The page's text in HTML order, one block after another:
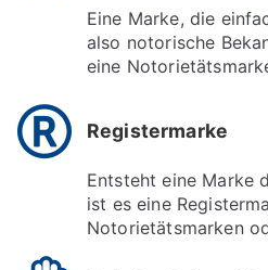
Eine Marke, die
also notorische
eine
Registermarke
Entsteht eine Marke
ist es eine
Notorietätsmarken